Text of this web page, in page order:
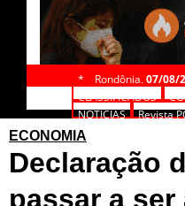
* Rondônia, 07/08/
CLASSIFICADOS
NOTÍCIAS
Revista
ECONOMIA
Declaração
passar a